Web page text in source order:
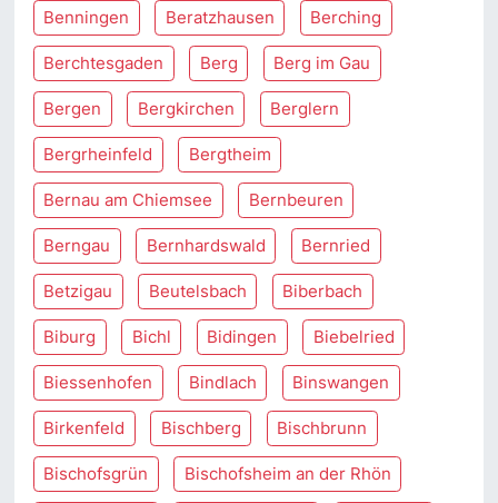
Benningen Beratzhausen Berching
Berchtesgaden Berg Berg im Gau
Bergen Bergkirchen Berglern
Bergrheinfeld Bergtheim
Bernau am Chiemsee Bernbeuren
Berngau Bernhardswald Bernried
Betzigau Beutelsbach Biberbach
Biburg Bichl Bidingen Biebelried
Biessenhofen Bindlach Binswangen
Birkenfeld Bischberg Bischbrunn
Bischofsgrün Bischofsheim an der Rhön